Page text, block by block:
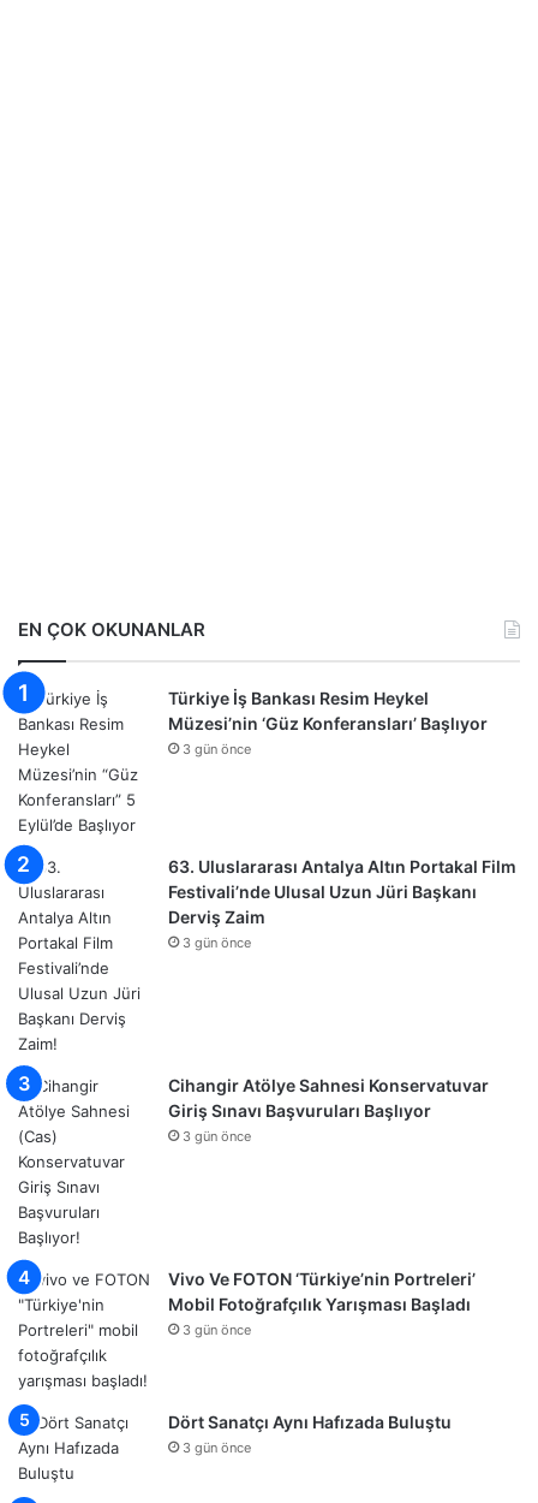
EN ÇOK OKUNANLAR
Türkiye İş Bankası Resim Heykel
Müzesi’nin ‘Güz Konferansları’ Başlıyor
3 gün önce
63. Uluslararası Antalya Altın Portakal Film
Festivali’nde Ulusal Uzun Jüri Başkanı
Derviş Zaim
3 gün önce
Cihangir Atölye Sahnesi Konservatuvar
Giriş Sınavı Başvuruları Başlıyor
3 gün önce
Vivo Ve FOTON ‘Türkiye’nin Portreleri’
Mobil Fotoğrafçılık Yarışması Başladı
3 gün önce
Dört Sanatçı Aynı Hafızada Buluştu
3 gün önce